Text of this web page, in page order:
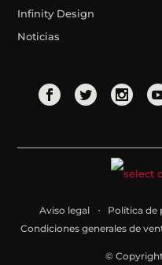
Infinity Design
Noticias
Aviso legal Política de
Condiciones generales de
©